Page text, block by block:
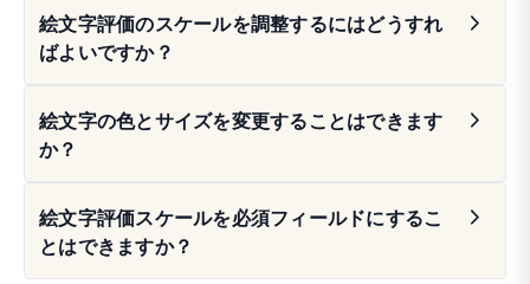
絵文字評価のスケールを調整するにはどうすれ
ばよいですか？
絵文字の色とサイズを変更することはできます
か？
絵文字評価スケールを必須フィールドにするこ
とはできますか？